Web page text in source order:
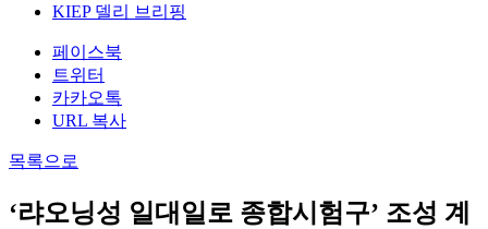
KIEP 델리 브리핑
페이스북
트위터
카카오톡
URL 복사
목록으로
‘랴오닝성 일대일로 종합시험구’ 조성 계